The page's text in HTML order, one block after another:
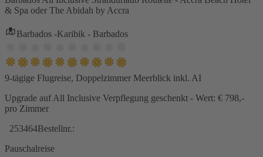
& Spa oder The Abidah by Accra
Barbados -Karibik - Barbados
9-tägige Flugreise, Doppelzimmer Meerblick inkl. AI
Upgrade auf All Inclusive Verpflegung geschenkt - Wert: € 798,-
pro Zimmer
253464Bestellnr.:
Pauschalreise